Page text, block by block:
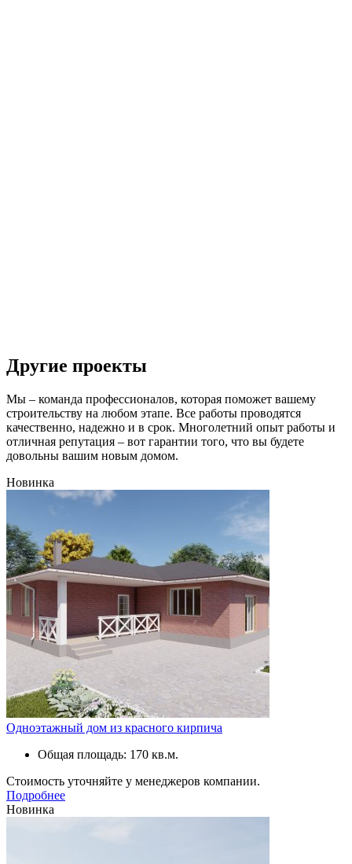
Другие проекты
Мы – команда профессионалов, которая поможет вашему
строительству на любом этапе. Все работы проводятся
качественно, надежно и в срок. Многолетний опыт работы и
отличная репутация – вот гарантии того, что вы будете
довольны вашим новым домом.
Новинка
Одноэтажный дом из красного кирпича
Общая площадь: 170 кв.м.
Стоимость уточняйте у менеджеров компании.
Подробнее
Новинка